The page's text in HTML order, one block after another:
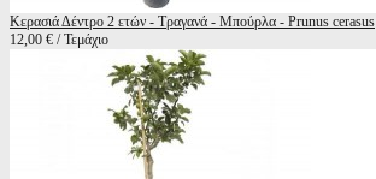
Κερασιά Δέντρο 2 ετών - Τραγανά - Μπούρλα - Prunus cerasus
12,00 € / Τεμάχιο